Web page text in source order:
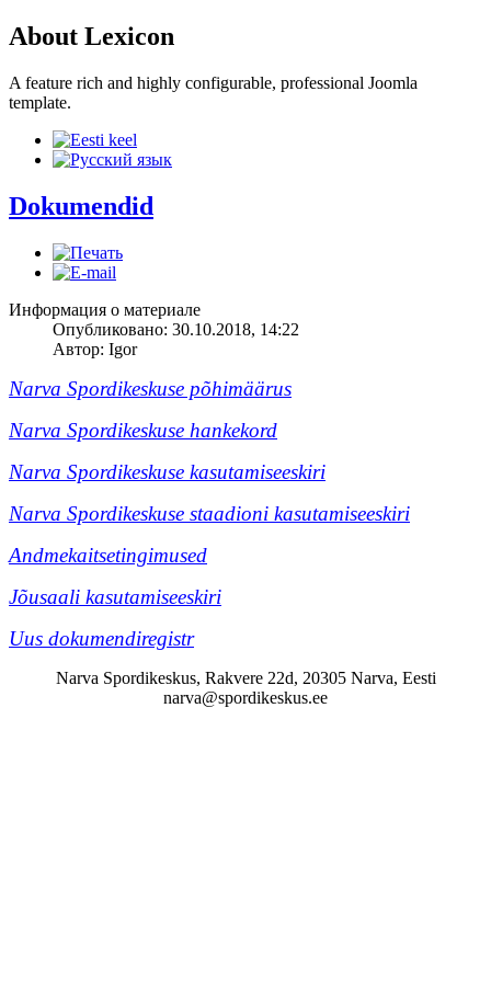
About Lexicon
A feature rich and highly configurable, professional Joomla
template.
Dokumendid
Информация о материале
Опубликовано: 30.10.2018, 14:22
Автор: Igor
Narva Spordikeskuse põhimäärus
Narva Spordikeskuse hankekord
Narva Spordikeskuse kasutamiseeskiri
Narva Spordikeskuse staadioni kasutamiseeskiri
Andmekaitsetingimused
Jõusaali kasutamiseeskiri
Uus dokumendiregistr
Narva Spordikeskus, Rakvere 22d, 20305 Narva, Eesti
narva@spordikeskus.ee